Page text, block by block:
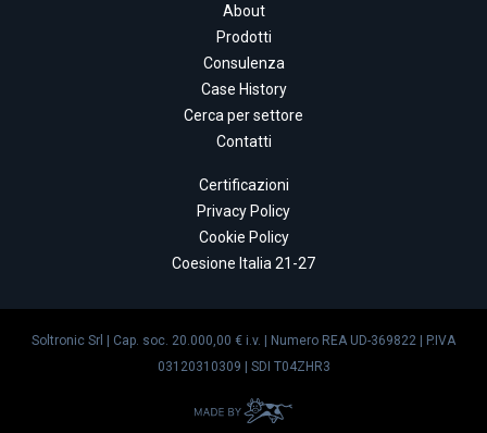
About
Prodotti
Consulenza
Case History
Cerca per settore
Contatti
Certificazioni
Privacy Policy
Cookie Policy
Coesione Italia 21-27
Soltronic Srl | Cap. soc. 20.000,00 € i.v. | Numero REA UD-369822 | P.IVA
03120310309 | SDI T04ZHR3